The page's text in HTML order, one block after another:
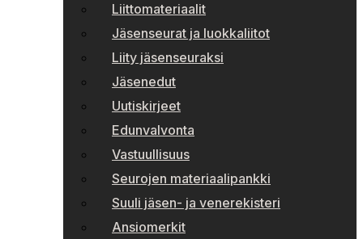
Liittomateriaalit
Jäsenseurat ja luokkaliitot
Liity jäsenseuraksi
Jäsenedut
Uutiskirjeet
Edunvalvonta
Vastuullisuus
Seurojen materiaalipankki
Suuli jäsen- ja venerekisteri
Ansiomerkit